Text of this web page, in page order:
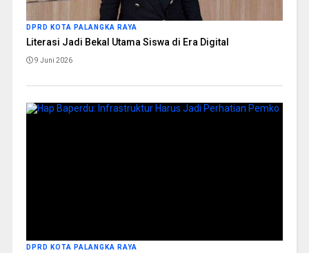
DPRD KOTA PALANGKA RAYA
Literasi Jadi Bekal Utama Siswa di Era Digital
9 Juni 2026
DPRD KOTA PALANGKA RAYA